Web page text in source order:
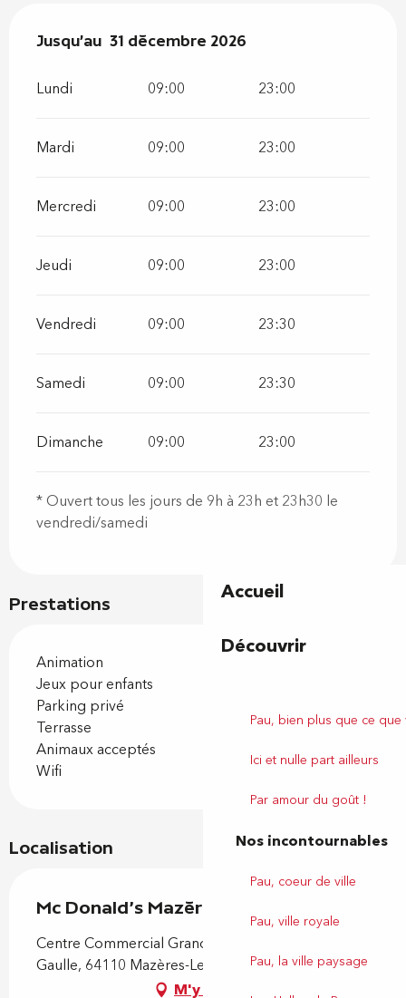
Accueil
Découvrir
Pau, bien plus que ce
Ici et nulle part ailleurs
Par amour du goût !
Nos incontournables
Pau, coeur de ville
Pau, ville royale
Pau, la ville paysage
Prestations
Animation
Jeux pour enfants
Parking privé
Terrasse
Animaux acceptés
Wifi
Du2 janvier 2026au31 décembre 2026
Jusqu'au 31 décembre 2026
Lundi 09:00 23:00
Mardi 09:00 23:00
Mercredi 09:00 23:00
Jeudi 09:00 23:00
Vendredi 09:00 23:30
Samedi 09:00 23:30
Dimanche 09:00 23:00
* Ouvert tous les jours de 9h à 23h et 23h30 le
vendredi/samedi
Localisation
Mc Donald's Mazères
Centre Commercial Grand Sud, Avenue Charles de
Gaulle, 64110 Mazères-Lezons
M'y rendre